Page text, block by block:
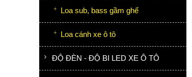
Loa sub, bass gầm ghế
Loa cánh xe ô tô
ĐỘ ĐÈN - ĐỘ BI LED XE Ô TÔ